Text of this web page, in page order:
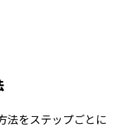
法をステップごとに